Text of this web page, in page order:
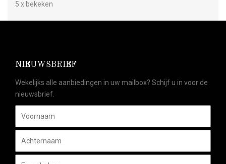
5 x bekeken
NIEUWSBRIEF
Wekelijks alle aanbiedingen in uw mailbox? Schijf u in voor de
nieuwsbrief.